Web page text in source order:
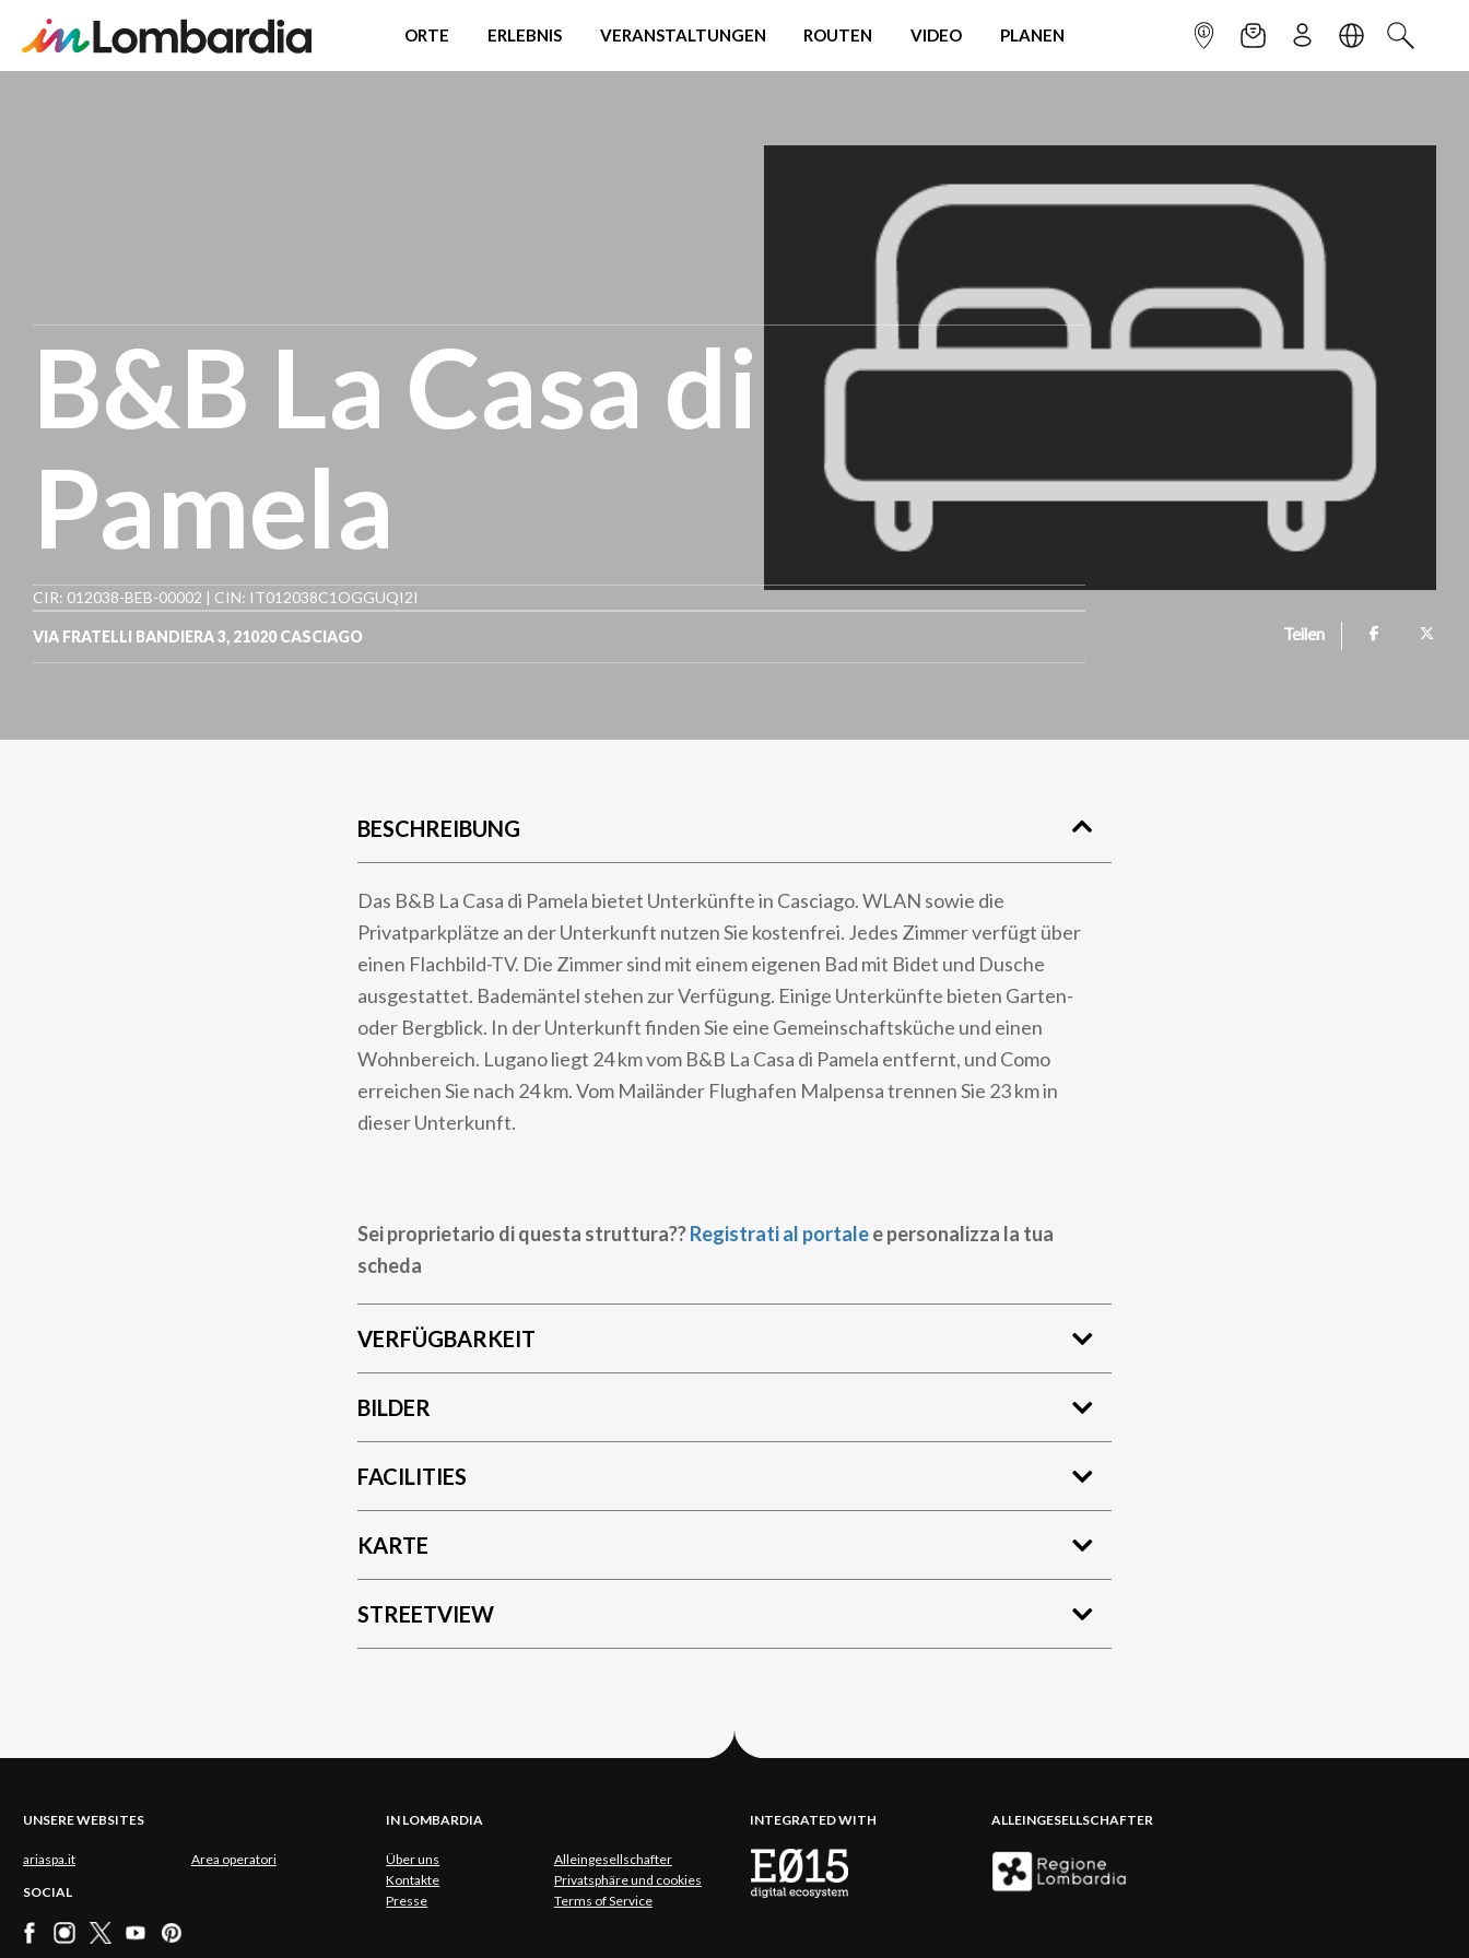
ORTE ERLEBNIS VERANSTALTUNGEN ROUTEN VIDEO PLANEN INFOPUNKTNEWSLETTER
ANMELDENSPRACHESUCHEN
B&B La Casa di
Pamela
CIR: 012038-BEB-00002 | CIN: IT012038C1OGGUQI2I
VIA FRATELLI BANDIERA 3, 21020 CASCIAGO Teilen
BESCHREIBUNG
Das B&B La Casa di Pamela bietet Unterkünfte in Casciago. WLAN sowie die
Privatparkplätze an der Unterkunft nutzen Sie kostenfrei. Jedes Zimmer verfügt über
einen Flachbild-TV. Die Zimmer sind mit einem eigenen Bad mit Bidet und Dusche
ausgestattet. Bademäntel stehen zur Verfügung. Einige Unterkünfte bieten Garten-
oder Bergblick. In der Unterkunft finden Sie eine Gemeinschaftsküche und einen
Wohnbereich. Lugano liegt 24 km vom B&B La Casa di Pamela entfernt, und Como
erreichen Sie nach 24 km. Vom Mailänder Flughafen Malpensa trennen Sie 23 km in
dieser Unterkunft.
Sei proprietario di questa struttura??Registrati al portalee personalizza la tua
scheda
VERFÜGBARKEIT
BILDER
FACILITIES
KARTE
STREETVIEW
UNSERE WEBSITES
ariaspa.it Area operatori
SOCIAL
IN LOMBARDIA
Über uns
Alleingesellschafter
Kontakte
Privatsphäre und cookies
Presse
Terms of Service
INTEGRATED WITH ALLEINGESELLSCHAFTER